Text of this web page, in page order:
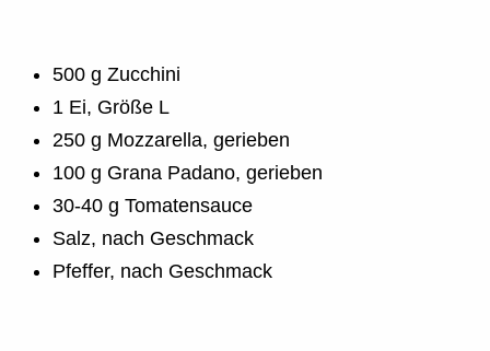
500 g Zucchini
1 Ei, Größe L
250 g Mozzarella, gerieben
100 g Grana Padano, gerieben
30-40 g Tomatensauce
Salz, nach Geschmack
Pfeffer, nach Geschmack